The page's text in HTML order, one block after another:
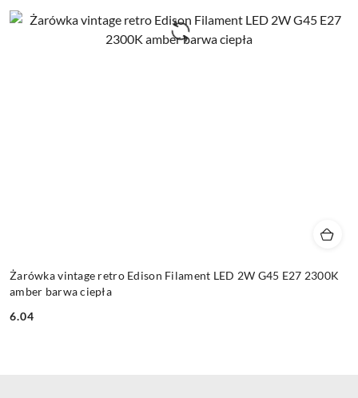
Żarówka vintage retro Edison Filament LED 2W G45 E27 2300K
amber barwa ciepła
Cena:
6.04